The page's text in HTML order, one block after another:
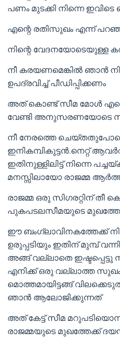
പണം മുടക്കി നിന്നെ
എന്റെ രതിസുഖം എന്ന്
നിന്റെ വേദനയോടെയുള്ള
നീ കരയണമെങ്കിൽ ഞാൻ
ഉപദ്രവിച്ച് പീഡിപ്പിക്കണം
അത് കൊണ്ട് സീമ മോൾ
വേണ്ടി അനുസരണയോടെ
നീ നേരത്തെ
ഇനികമ്പികുട്ടന്‍.നെറ്റ്
ഇതിനുള്ളിലിട്ട് നിന്നെ
മനസ്സിലായോ രാജമ്മ ആർത്ത്
രാജമ്മ ഒരു സിഗരറ്റിന് തീ
പുകപടലസീമയുടെ
ഈ ബംഗ്ലാവിനകത്തേക്ക്
ഉരുപ്പടിയും ഇതിന് മുമ്പ്
അങ്ങ് വല്ലാതെ ഇഷ്ടപ്പെട്ടു
എനിക്ക് ഒരു വല്ലാത്ത സുഖം
മൊത്തമായിട്ടങ്ങ്
ഞാൻ ആലോജിക്കുന്നത്
അത് കേട്ട് സീമ
രാജമ്മയുടെ മുഖത്തേക്ക്